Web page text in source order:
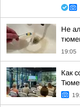
Не
19:05
Как